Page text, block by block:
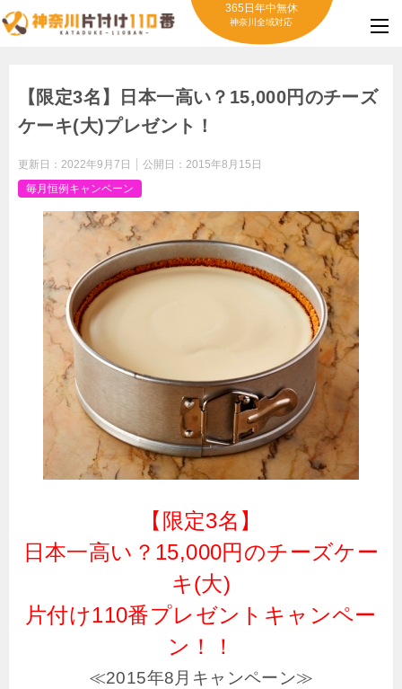
365日年中無休
神奈川全域対応
【限定3名】日本一高い？15,000円のチーズ
ケーキ(大)プレゼント！
更新日： 2022年9月7日 公開日： 2015年8月15日
毎月恒例キャンペーン
【限定3名】
日本一高い？15,000円のチーズケー
キ(大)
片付け110番プレゼントキャンペー
ン！！
≪2015年8月キャンペーン≫